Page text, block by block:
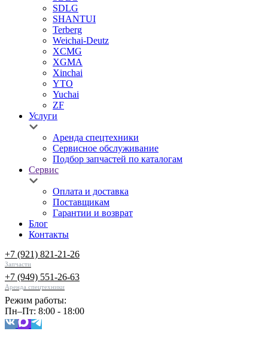
SDLG
SHANTUI
Terberg
Weichai-Deutz
XCMG
XGMA
Xinchai
YTO
Yuchai
ZF
Услуги
Аренда спецтехники
Сервисное обслуживание
Подбор запчастей по каталогам
Сервис
Оплата и доставка
Поставщикам
Гарантии и возврат
Блог
Контакты
+7 (921) 821-21-26
Запчасти
+7 (949) 551-26-63
Аренда спецтехники
Режим работы:
Пн–Пт: 8:00 - 18:00